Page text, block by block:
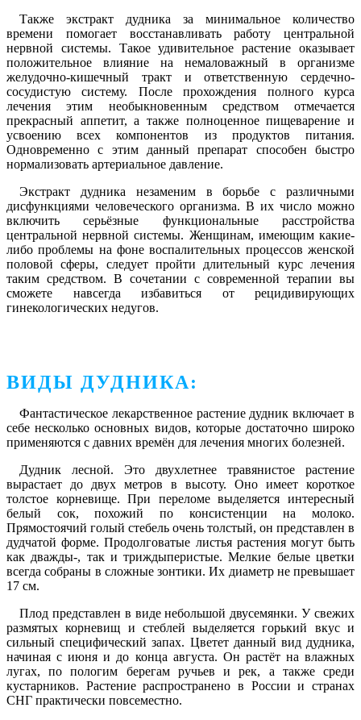
Также экстракт дудника за минимальное количество
времени помогает восстанавливать работу центральной
нервной системы. Такое удивительное растение оказывает
положительное влияние на немаловажный в организме
желудочно-кишечный тракт и ответственную сердечно-
сосудистую систему. После прохождения полного курса
лечения этим необыкновенным средством отмечается
прекрасный аппетит, а также полноценное пищеварение и
усвоению всех компонентов из продуктов питания.
Одновременно с этим данный препарат способен быстро
нормализовать артериальное давление.
Экстракт дудника незаменим в борьбе с различными
дисфункциями человеческого организма. В их число можно
включить серьёзные функциональные расстройства
центральной нервной системы. Женщинам, имеющим какие-
либо проблемы на фоне воспалительных процессов женской
половой сферы, следует пройти длительный курс лечения
таким средством. В сочетании с современной терапии вы
сможете навсегда избавиться от рецидивирующих
гинекологических недугов.
ВИДЫ ДУДНИКА:
Фантастическое лекарственное растение дудник включает в
себе несколько основных видов, которые достаточно широко
применяются с давних времён для лечения многих болезней.
Дудник лесной. Это двухлетнее травянистое растение
вырастает до двух метров в высоту. Оно имеет короткое
толстое корневище. При переломе выделяется интересный
белый сок, похожий по консистенции на молоко.
Прямостоячий голый стебель очень толстый, он представлен в
дудчатой форме. Продолговатые листья растения могут быть
как дважды-, так и триждыперистые. Мелкие белые цветки
всегда собраны в сложные зонтики. Их диаметр не превышает
17 см.
Плод представлен в виде небольшой двусемянки. У свежих
размятых корневищ и стеблей выделяется горький вкус и
сильный специфический запах. Цветет данный вид дудника,
начиная с июня и до конца августа. Он растёт на влажных
лугах, по пологим берегам ручьев и рек, а также среди
кустарников. Растение распространено в России и странах
СНГ практически повсеместно.